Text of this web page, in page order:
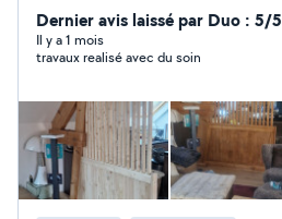
Dernier avis laissé par Duo : 5/5
Il y a 1 mois
travaux realisé avec du soin